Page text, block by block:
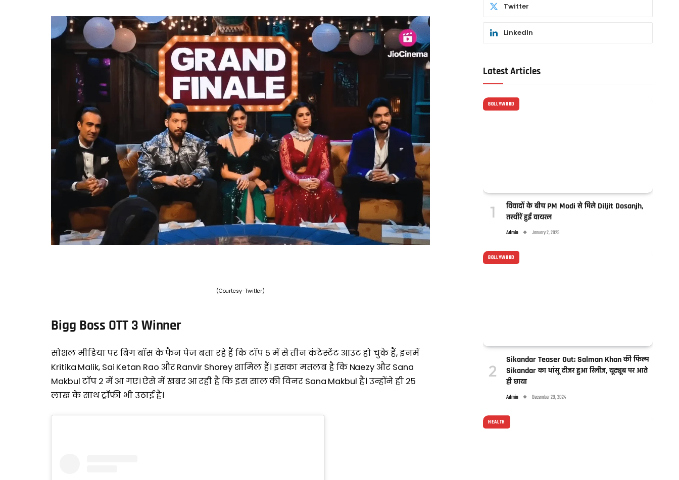
(Courtesy-Twitter)
Bigg Boss OTT 3 Winner
सोशल मीडिया पर बिग बॉस के फैन पेज बता रहे हैं कि टॉप 5 में से तीन कंटेस्टेंट आउट हो चुके हैं, इनमें
Kritika Malik, Sai Ketan Rao और Ranvir Shorey शामिल हैं। इसका मतलब है कि Naezy और Sana
Makbul टॉप 2 में आ गए। ऐसे में खबर आ रही है कि इस साल की विनर Sana Makbul हैं। उन्होंने ही 25
लाख के साथ ट्रॉफी भी उठाई है।
Twitter
LinkedIn
Latest Articles
BOLLYWOOD
विवादों के बीच PM Modi से मिले Diljit Dosanjh,
तस्वीरें हुईं वायरल
Admin January 2, 2025
BOLLYWOOD
Sikandar Teaser Out: Salman Khan की फिल्म
Sikandar का धांसू टीजर हुआ रिलीज, यूट्यूब पर आते
ही छाया
Admin December 29, 2024
HEALTH